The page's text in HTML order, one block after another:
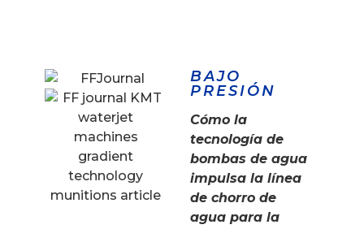
BAJO
PRESIÓN
Cómo la
tecnología de
bombas de agua
impulsa la línea
de chorro de
agua para la